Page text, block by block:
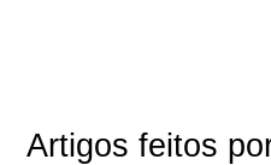
Artigos feitos